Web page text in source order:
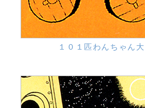
１０１匹わんちゃん